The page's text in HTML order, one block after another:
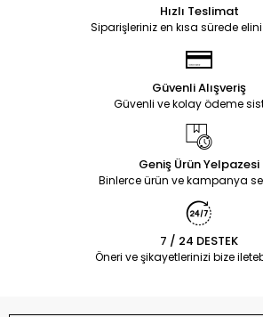
Hızlı Teslimat
Siparişleriniz en kısa sürede
Güvenli Alışveriş
Güvenli ve kolay ödeme
Geniş Ürün Yelpazesi
Binlerce ürün ve kampanya
7 / 24 DESTEK
Öneri ve şikayetlerinizi bize